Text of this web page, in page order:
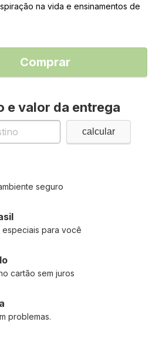
na vida e ensinamentos de
Comprar
e valor da entrega
seguro
para você
cartão sem juros
problemas.